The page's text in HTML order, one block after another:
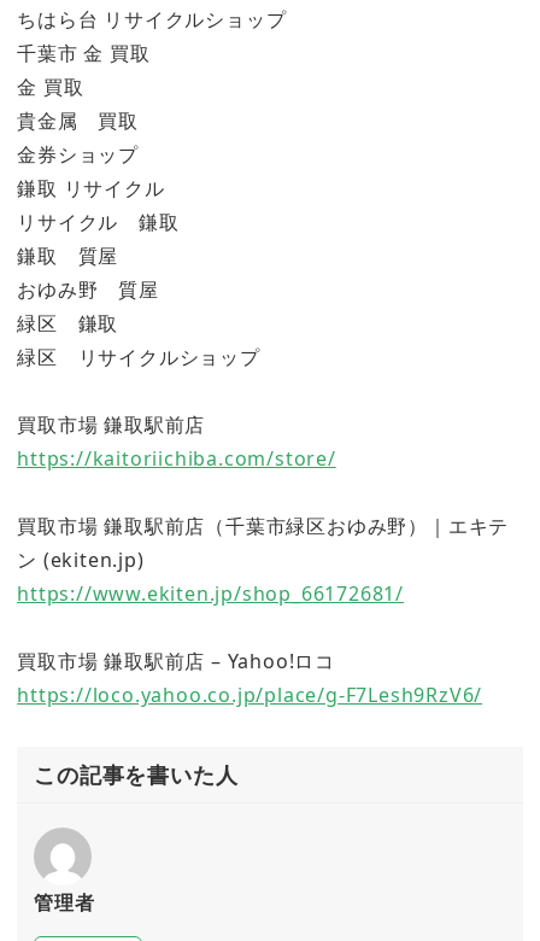
ちはら台 リサイクルショップ
千葉市 金 買取
金 買取
貴金属 買取
金券ショップ
鎌取 リサイクル
リサイクル 鎌取
鎌取 質屋
おゆみ野 質屋
緑区 鎌取
緑区 リサイクルショップ
買取市場 鎌取駅前店
https://kaitoriichiba.com/store/
買取市場 鎌取駅前店（千葉市緑区おゆみ野）｜エキテ
ン (ekiten.jp)
https://www.ekiten.jp/shop_66172681/
買取市場 鎌取駅前店 – Yahoo!ロコ
https://loco.yahoo.co.jp/place/g-F7Lesh9RzV6/
この記事を書いた人
管理者